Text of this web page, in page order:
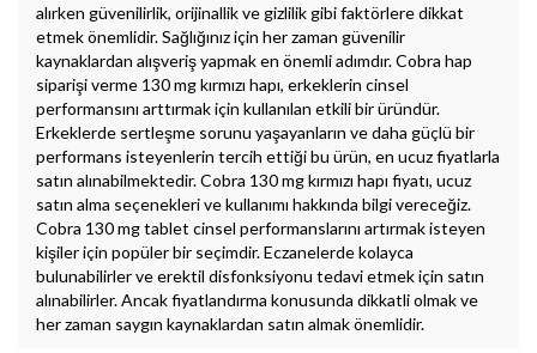
alırken güvenilirlik, orijinallik ve gizlilik gibi faktörlere dikkat
etmek önemlidir. Sağlığınız için her zaman güvenilir
kaynaklardan alışveriş yapmak en önemli adımdır. Cobra hap
siparişi verme 130 mg kırmızı hapı, erkeklerin cinsel
performansını arttırmak için kullanılan etkili bir üründür.
Erkeklerde sertleşme sorunu yaşayanların ve daha güçlü bir
performans isteyenlerin tercih ettiği bu ürün, en ucuz fiyatlarla
satın alınabilmektedir. Cobra 130 mg kırmızı hapı fiyatı, ucuz
satın alma seçenekleri ve kullanımı hakkında bilgi vereceğiz.
Cobra 130 mg tablet cinsel performanslarını artırmak isteyen
kişiler için popüler bir seçimdir. Eczanelerde kolayca
bulunabilirler ve erektil disfonksiyonu tedavi etmek için satın
alınabilirler. Ancak fiyatlandırma konusunda dikkatli olmak ve
her zaman saygın kaynaklardan satın almak önemlidir.